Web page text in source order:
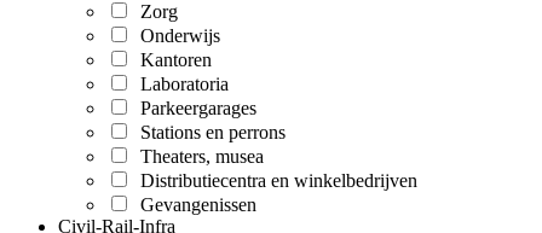
Zorg
Onderwijs
Kantoren
Laboratoria
Parkeergarages
Stations en perrons
Theaters, musea
Distributiecentra en winkelbedrijven
Gevangenissen
Civil-Rail-Infra